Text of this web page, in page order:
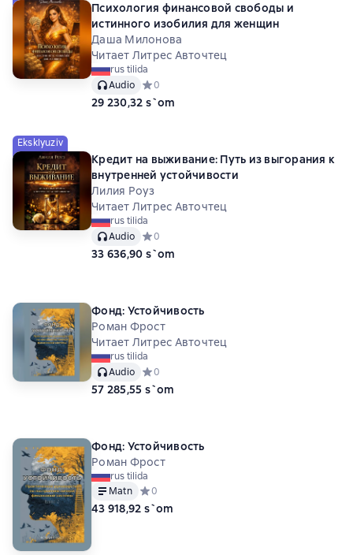
Психология финансовой свободы и
истинного изобилия для женщин
Даша Милонова
Читает Литрес Авточтец
rus tilida
Audio
Средний рейтинг 0 на основе 0 оценок
0
29 230,32 s`om
Eksklyuziv
Кредит на выживание: Путь из выгорания к
внутренней устойчивости
Лилия Роуз
Читает Литрес Авточтец
rus tilida
Audio
Средний рейтинг 0 на основе 0 оценок
0
33 636,90 s`om
Фонд: Устойчивость
Роман Фрост
Читает Литрес Авточтец
rus tilida
Audio
Средний рейтинг 0 на основе 0 оценок
0
57 285,55 s`om
Фонд: Устойчивость
Роман Фрост
rus tilida
Matn
Средний рейтинг 0 на основе 0 оценок
0
43 918,92 s`om